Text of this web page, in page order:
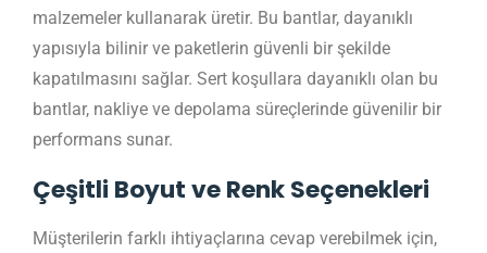
malzemeler kullanarak üretir. Bu bantlar, dayanıklı
yapısıyla bilinir ve paketlerin güvenli bir şekilde
kapatılmasını sağlar. Sert koşullara dayanıklı olan bu
bantlar, nakliye ve depolama süreçlerinde güvenilir bir
performans sunar.
Çeşitli Boyut ve Renk Seçenekleri
Müşterilerin farklı ihtiyaçlarına cevap verebilmek için,